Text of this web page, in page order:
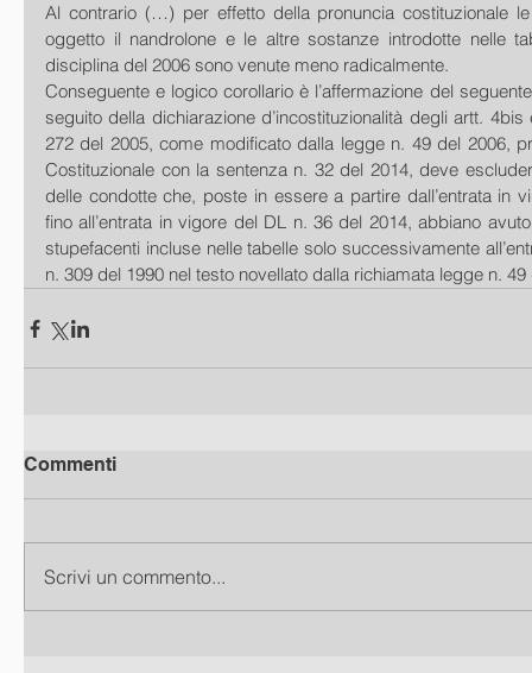
Al contrario (…) per effetto della pronuncia costituzionale
oggetto il nandrolone e le altre sostanze introdotte nelle
disciplina del 2006 sono venute meno radicalmente.
Conseguente e logico corollario è l’affermazione del
seguito della dichiarazione d’incostituzionalità degli artt.
272 del 2005, come modificato dalla legge n. 49 del 2006,
Costituzionale con la sentenza n. 32 del 2014, deve
delle condotte che, poste in essere a partire dall’entrata in
fino all’entrata in vigore del DL n. 36 del 2014, abbiano
stupefacenti incluse nelle tabelle solo successivamente
n. 309 del 1990 nel testo novellato dalla richiamata legge n. 49
Commenti
Scrivi un commento...